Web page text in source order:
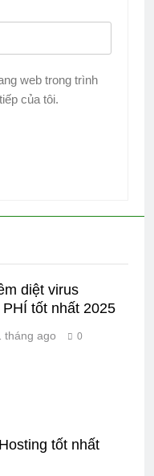
web trong trình
của tôi.
diệt virus
tốt nhất 2025
tháng ago 0
tốt nhất